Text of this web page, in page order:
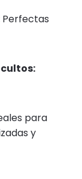
Perfectas
para
y